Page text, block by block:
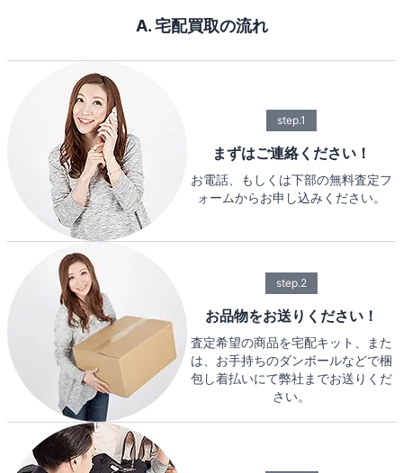
A. 宅配買取の流れ
step.1
まずはご連絡ください！
お電話、もしくは下部の無料査定フ
ォームからお申し込みください。
step.2
お品物をお送りください！
査定希望の商品を宅配キット、また
は、お手持ちのダンボールなどで梱
包し着払いにて弊社までお送りくだ
さい。